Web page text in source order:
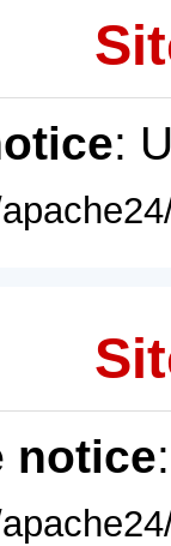
:
notice